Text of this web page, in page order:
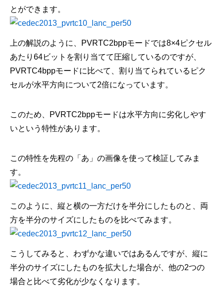
とができます。
上の解説のように、PVRTC2bppモードでは8×4ピクセル
あたり64ビットを割り当てて圧縮しているのですが、
PVRTC4bppモードに比べて、割り当てられているピク
セルが水平方向について2倍になっています。
このため、PVRTC2bppモードは水平方向に劣化しやす
いという特性があります。
この特性を先程の「あ」の画像を使って検証してみま
す。
このように、縦と横の一方だけを半分にしたものと、両
方を半分のサイズにしたものを比べてみます。
こうしてみると、わずかな違いではあるんですが、縦に
半分のサイズにしたものを拡大した場合が、他の2つの
場合と比べて劣化が少なくなります。